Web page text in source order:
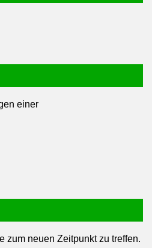
einer
zum neuen Zeitpunkt zu treffen.